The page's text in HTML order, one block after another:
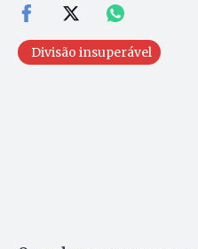
Divisão insuperável